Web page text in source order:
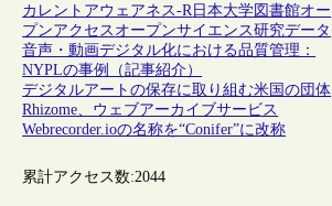
カレントアウェアネス-R 日本大学図書館オー
プンアクセス オープンサイエンス研究データ
音声・動画デジタル化における品質管理：
NYPLの事例（記事紹介）
デジタルアートの保存に取り組む米国の団体
Rhizome、ウェブアーカイブサービス
Webrecorder.ioの名称を“Conifer”に改称
累計アクセス数:2044